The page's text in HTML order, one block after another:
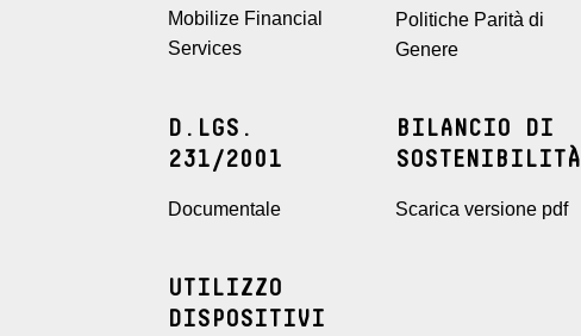
Mobilize Financial
Services
Politiche Parità di
Genere
D.LGS.
231/2001
Documentale
BILANCIO DI
SOSTENIBILITÀ
Scarica versione pdf
UTILIZZO
DISPOSITIVI